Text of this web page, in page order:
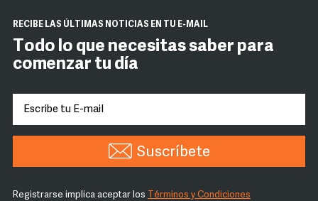
RECIBE LAS ÚLTIMAS NOTICIAS EN TU E-MAIL
Todo lo que necesitas saber para
comenzar tu día
Suscríbete
Registrarse implica aceptar los Términos y Condiciones